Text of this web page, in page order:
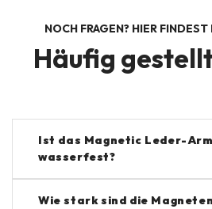
NOCH FRAGEN? HIER
Häufig
Ist das Magnetic Leder-
wasserfest?
Ja, das Armband ist wasser-
Wie stark sind die